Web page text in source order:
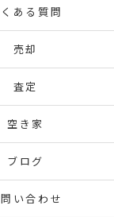
ある質問
売却
査定
空き家
ブログ
い合わせ